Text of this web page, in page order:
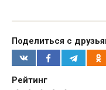
Поделиться с
Рейтинг